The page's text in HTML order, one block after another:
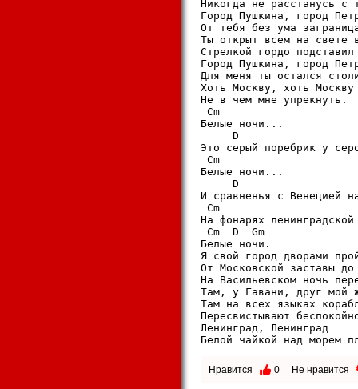
Никогда не расстанусь с
Город Пушкина, город
От тебя без ума
Ты открыт всем на свете
Стрелкой гордо
Город Пушкина, город
Для меня ты остался
Хоть Москву, хоть Москву
Не в чем мне упрекнуть.
Cm
Белые ночи...
D
Это серый поребрик у
Cm
Белые ночи...
D
И сравненья с Венецией
Cm
На фонарях ленинградской
Cm  D  Gm
Белые ночи.
Я свой город дворами
От Московской заставы
На Васильевском ночь
Там, у Гавани, друг мой
Там на всех языках
Пересвистывают
Ленинград, Ленинград
Белой чайкой над морем
Нравится 0 Не нравится